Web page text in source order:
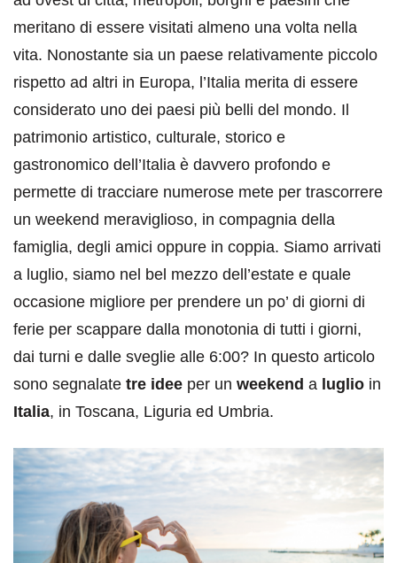
meritano di essere visitati almeno una volta nella
vita. Nonostante sia un paese relativamente piccolo
rispetto ad altri in Europa, l’Italia merita di essere
considerato uno dei paesi più belli del mondo. Il
patrimonio artistico, culturale, storico e
gastronomico dell’Italia è davvero profondo e
permette di tracciare numerose mete per trascorrere
un weekend meraviglioso, in compagnia della
famiglia, degli amici oppure in coppia. Siamo arrivati
a luglio, siamo nel bel mezzo dell’estate e quale
occasione migliore per prendere un po’ di giorni di
ferie per scappare dalla monotonia di tutti i giorni,
dai turni e dalle sveglie alle 6:00? In questo articolo
sono segnalate tre idee per un weekend a luglio in
Italia, in Toscana, Liguria ed Umbria.